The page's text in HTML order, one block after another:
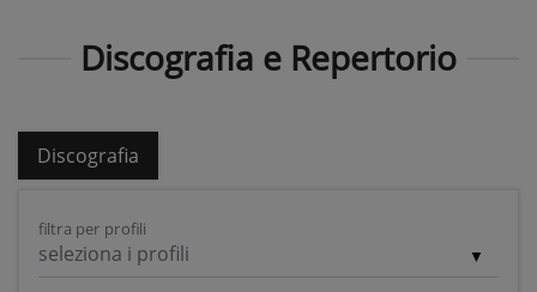
Discografia e Repertorio
Discografia
filtra per profili
seleziona i profili